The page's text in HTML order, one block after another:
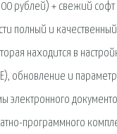
рублей) + свежий
полный и
находится в
обновление и
программного